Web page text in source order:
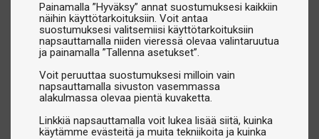
Painamalla ”Hyväksy” annat suostumuksesi kaikkiin
näihin käyttötarkoituksiin. Voit antaa
suostumuksesi valitsemiisi käyttötarkoituksiin
napsauttamalla niiden vieressä olevaa valintaruutua
ja painamalla ”Tallenna asetukset”.
Voit peruuttaa suostumuksesi milloin vain
napsauttamalla sivuston vasemmassa
alakulmassa olevaa pientä kuvaketta.
Linkkiä napsauttamalla voit lukea lisää siitä, kuinka
käytämme evästeitä ja muita tekniikoita ja kuinka